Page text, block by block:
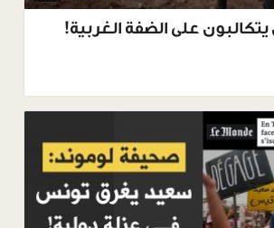
على الضفة الغربية!